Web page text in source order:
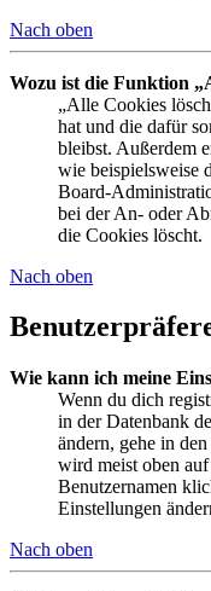
Nach oben
Wozu ist die Funktion
„Alle Cookies
hat und die dafür
bleibst. Außerdem
wie beispielsweise
Board-
bei der An- oder
die Cookies löscht.
Nach oben
Wie kann ich meine
Wenn du dich
in der Datenbank
ändern, gehe in
wird meist oben
Benutzernamen
Einstellungen
Nach oben